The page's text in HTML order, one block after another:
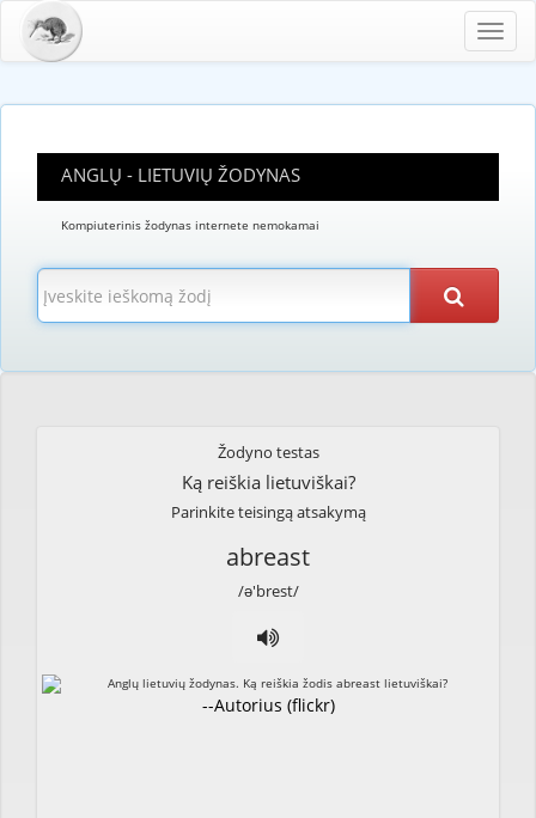
ANGLŲ - LIETUVIŲ ŽODYNAS
Kompiuterinis žodynas internete nemokamai
Žodyno testas
Ką reiškia lietuviškai?
Parinkite teisingą atsakymą
abreast
/ə'brest/
--Autorius (flickr)